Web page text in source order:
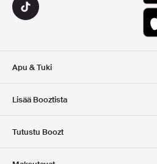
Apu & Tuki
Lisää Booztista
Tutustu Boozt